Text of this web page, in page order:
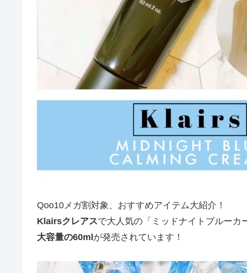
Qoo10メガ割対象、おすすめアイテム大紹介！
Klairsクレアスで大人気の「ミッドナイトブルーカ
大容量の60mlが発売されています！